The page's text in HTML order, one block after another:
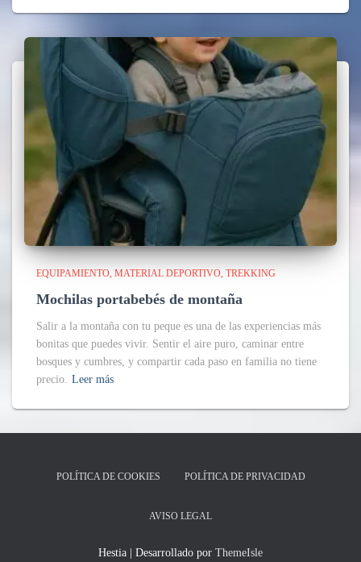
EQUIPAMIENTO MATERIAL DEPORTIVO TREKKING
Mochilas portabebés de montaña
Salir a la montaña con tu peque es una de las experiencias más
bonitas que puedes vivir. Sentir el aire puro, caminar entre
bosques y cumbres, y compartir cada paso en familia no tiene
precio. Leer más
POLÍTICA DE COOKIES POLÍTICA DE PRIVACIDAD
AVISO LEGAL
Hestia | Desarrollado por ThemeIsle